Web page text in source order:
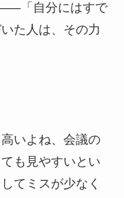
「自分にはすで
た人は、その力
いよね、会議の
も見やすいとい
てミスが少なく